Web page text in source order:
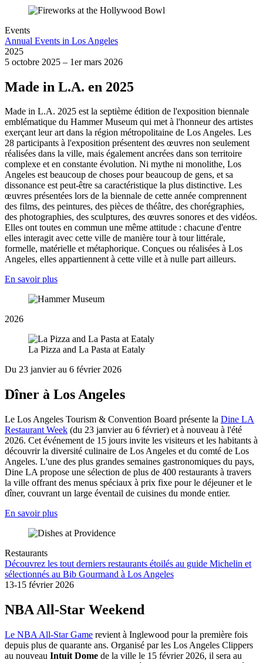
Events
Annual Events in Los Angeles
2025
5 octobre 2025 – 1er mars 2026
Made in L.A. en 2025
Made in L.A. 2025 est la septième édition de l'exposition biennale
emblématique du Hammer Museum qui met à l'honneur des artistes
exerçant leur art dans la région métropolitaine de Los Angeles. Les
28 participants à l'exposition présentent des œuvres non seulement
réalisées dans la ville, mais également ancrées dans son territoire
complexe et en constante évolution. Ni mythe ni monolithe, Los
Angeles est beaucoup de choses pour beaucoup de gens, et sa
dissonance est peut-être sa caractéristique la plus distinctive. Les
œuvres présentées lors de la biennale de cette année comprennent
des films, des peintures, des pièces de théâtre, des chorégraphies,
des photographies, des sculptures, des œuvres sonores et des vidéos.
Elles ont toutes en commun une même attitude : chacune d'entre
elles interagit avec cette ville de manière tour à tour littérale,
formelle, matérielle et métaphorique. Conçues ou réalisées à Los
Angeles, elles appartiennent à cette ville et à nulle part ailleurs.
En savoir plus
2026
La Pizza and La Pasta at Eataly
Du 23 janvier au 6 février 2026
Dîner à Los Angeles
Le Los Angeles Tourism & Convention Board présente la Dine LA
Restaurant Week (du 23 janvier au 6 février) et à nouveau à l'été
2026. Cet événement de 15 jours invite les visiteurs et les habitants à
découvrir la diversité culinaire de Los Angeles et du comté de Los
Angeles. L'une des plus grandes semaines gastronomiques du pays,
Dine LA propose une sélection de plus de 400 restaurants à travers
la ville offrant des menus spéciaux à prix fixe pour le déjeuner et le
dîner, couvrant un large éventail de cuisines du monde entier.
En savoir plus
Restaurants
Découvrez les tout derniers restaurants étoilés au guide Michelin et
sélectionnés au Bib Gourmand à Los Angeles
13-15 février 2026
NBA All-Star Weekend
Le NBA All-Star Game revient à Inglewood pour la première fois
depuis plus de quarante ans. Organisé par les Los Angeles Clippers
au nouveau Intuit Dome de la ville le 15 février 2026, il sera au